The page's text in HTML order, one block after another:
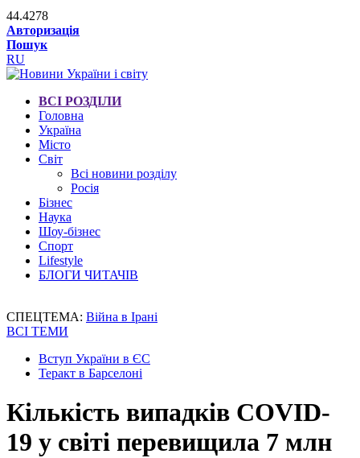
44.4278
Авторизація
Пошук
RU
ВСІ РОЗДІЛИ
Головна
Україна
Місто
Світ
Всі новини розділу
Росія
Бізнес
Наука
Шоу-бізнес
Спорт
Lifestyle
БЛОГИ ЧИТАЧІВ
СПЕЦТЕМА: Війна в Ірані
ВСІ ТЕМИ
Вступ України в ЄС
Теракт в Барселоні
Кількість випадків COVID-
19 у світі перевищила 7 млн